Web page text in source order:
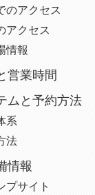
のアクセス
アクセス
情報
営業時間
ムと予約方法
系
法
情報
プサイト